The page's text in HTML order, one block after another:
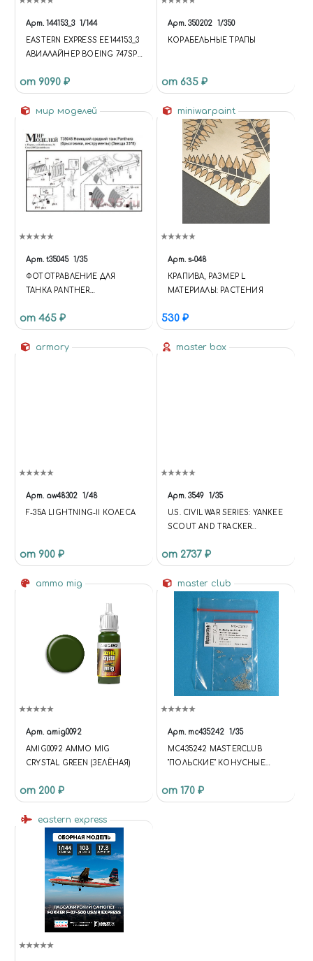
Арт. 144153_3 1/144
EASTERN EXPRESS ЕЕ144153_3
АВИАЛАЙНЕР BOEING 747SP
EDITION) 1/144
от 9090 ₽
Арт. 350202 1/350
КОРАБЕЛЬНЫЕ ТРАПЫ
от 635 ₽
мир моделей
Арт. t35045 1/35
ФОТОТРАВЛЕНИЕ ДЛЯ
ТАНКА PANTHER
ИНСТРУМЕНТЫ)(ЗВЕЗДА
3578)
от 465 ₽
miniwarpaint
Арт. s-048
КРАПИВА, РАЗМЕР L
МАТЕРИАЛЫ: РАСТЕНИЯ
530 ₽
armory
Арт. aw48302 1/48
F-35A LIGHTNING-II КОЛЕСА
от 900 ₽
master box
Арт. 3549 1/35
U.S. CIVIL WAR SERIES: YANKEE
SCOUT AND TRACKER
США: CКАУТ И СЛЕДОПЫТ)
от 2737 ₽
ammo mig
Арт. amig0092
AMIG0092 AMMO MIG
CRYSTAL GREEN (ЗЕЛЁНАЯ)
от 200 ₽
master club
Арт. mc435242 1/35
MC435242 MASTERCLUB
"ПОЛЬСКИЕ" КОНУСНЫЕ
ЗАКЛЕПКИ, ДИАМЕТР
ГОЛОВКИ-0,6 ММ; ДИАМЕТР
от 170 ₽
eastern express